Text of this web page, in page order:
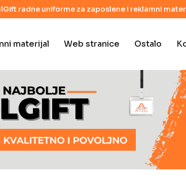
radne uniforme za zaposlene i reklamni
materijal Web stranice Ostalo